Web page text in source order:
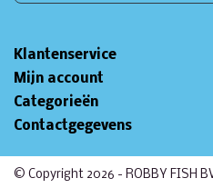
Klantenservice
Mijn account
Categorieën
Contactgegevens
© Copyright 2026 - ROBBY FISH